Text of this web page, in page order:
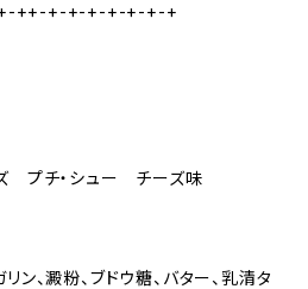
++-+-+-+-+-+-+-+
プチ・シュー チーズ味
ン、澱粉、ブドウ糖、バター、乳清タ